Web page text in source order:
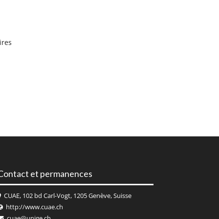
et permanences
CUAE, 102 bd Carl-Vogt, 1205 Genève, Suisse
http://www.cuae.ch